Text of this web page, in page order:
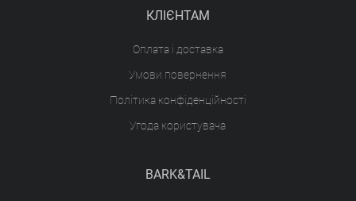
КЛІЄНТАМ
Оплата і доставка
Умови повернення
Політика конфіденційності
Угода користувача
BARK&TAIL